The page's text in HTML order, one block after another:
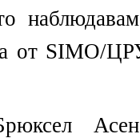
от SIMO/